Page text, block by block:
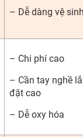
– Dễ dàng vệ sinh
– Chi phí cao
– Cần tay nghề
đặt cao
– Dễ oxy hóa